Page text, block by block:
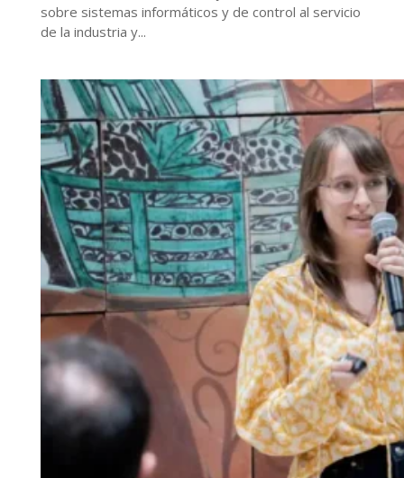
sobre sistemas informáticos y de control al servicio
de la industria y...